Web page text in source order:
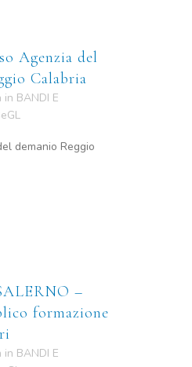
Agenzia del
Calabria
in BANDI E
demanio Reggio
–
formazione
in BANDI E